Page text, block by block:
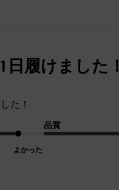
履けました！
た！
よかった
品質